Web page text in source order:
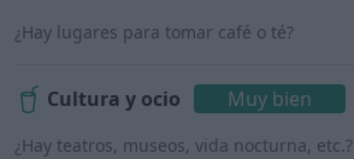
¿Hay lugares para tomar café o té?
Cultura y ocio Muy bien
¿Hay teatros, museos, vida nocturna, etc.?